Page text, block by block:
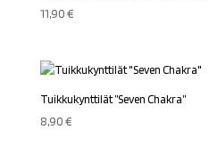
11,90€
Tuikkukynttilät ”Seven Chakra”
8,90€